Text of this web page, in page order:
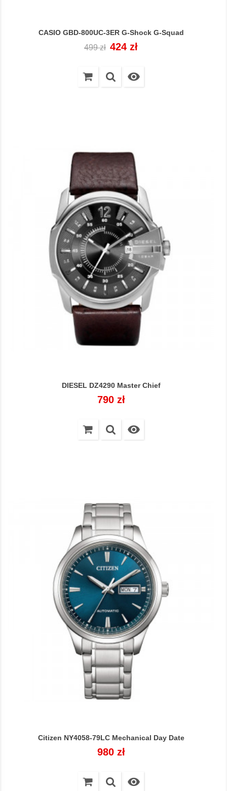
CASIO GBD-800UC-3ER G-Shock G-Squad
Cena
499 zł Cena
424 zł

DIESEL DZ4290 Master Chief
Cena
790 zł

Citizen NY4058-79LC Mechanical Day Date
Cena
980 zł
